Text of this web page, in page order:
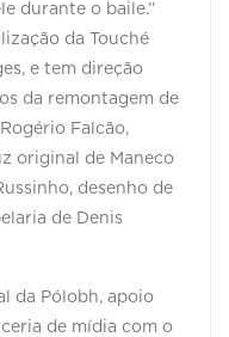
durante o baile.”
da Touché
e tem direção
da remontagem de
Falcão,
original de Maneco
desenho de
de Denis
da Pólobh, apoio
de mídia com o